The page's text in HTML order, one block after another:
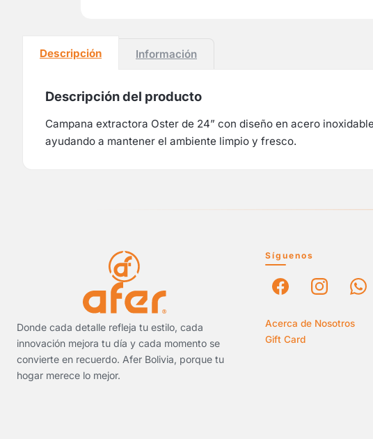
Descripción Información
Descripción del producto
Campana extractora Oster de 24” con diseño en acero
ayudando a mantener el ambiente limpio y fresco.
Donde cada detalle refleja tu estilo, cada
innovación mejora tu día y cada momento se
convierte en recuerdo. Afer Bolivia, porque tu
hogar merece lo mejor.
Síguenos
Acerca de Nosotros
Gift Card